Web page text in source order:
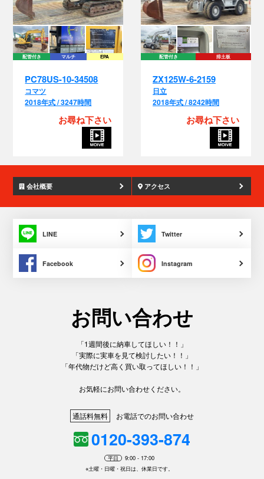
配管付き マルチ EPA
PC78US-10-34508
コマツ
2018年式 / 3247時間
お尋ね下さい
配管付き 排土板
ZX125W-6-2159
日立
2018年式 / 8242時間
お尋ね下さい
会社概要 アクセス
LINE Twitter
Facebook Instagram
お問い合わせ
「1週間後に納車してほしい！！」
「実際に実車を見て検討したい！！」
「年代物だけど高く買い取ってほしい！！」
お気軽にお問い合わせください。
通話料無料 お電話でのお問い合わせ
0120-393-874
平日
9:00 - 17:00
※土曜・日曜・祝日は、休業日です。